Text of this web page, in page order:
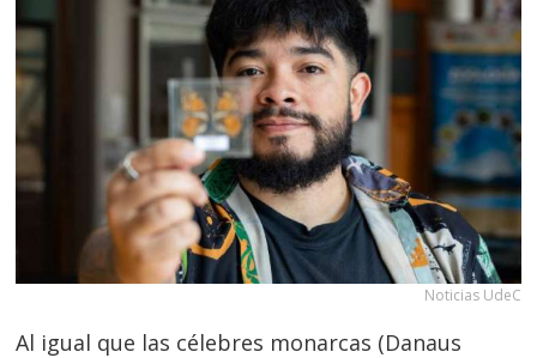
Noticias UdeC
Al igual que las célebres monarcas (Danaus